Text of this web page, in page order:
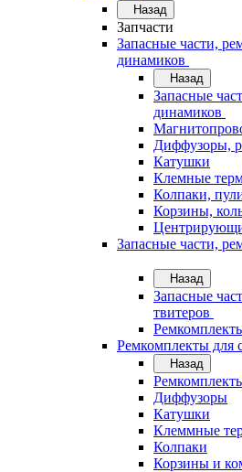
Назад
Запчасти
Запасные части,
динамиков
Назад
Запасные
динамиков
Диффузоры,
Катушки
Клемные
Колпаки,
Корзины,
Запасные части,
Назад
Запасные
твитеров
Ремкомплекты для
Назад
Диффузоры
Катушки
Клеммные
Колпаки
Корзины и